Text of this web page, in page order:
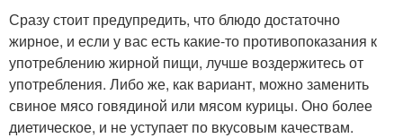
Сразу стоит предупредить, что блюдо достаточно
жирное, и если у вас есть какие-то противопоказания к
употреблению жирной пищи, лучше воздержитесь от
употребления. Либо же, как вариант, можно заменить
свиное мясо говядиной или мясом курицы. Оно более
диетическое, и не уступает по вкусовым качествам.